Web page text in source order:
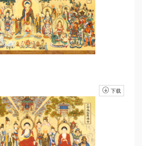
下载